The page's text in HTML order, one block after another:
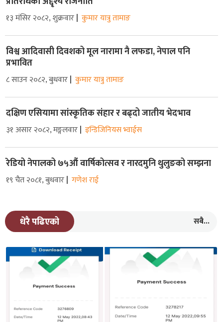
१३ मंसिर २०८२, शुक्रवार कुमार यात्रु तामाङ
विश्व आदिवासी दिवशको मूल नारामा नै लफडा, नेपाल पनि
प्रभावित
८ साउन २०८२, बुधवार कुमार यात्रु तामाङ
दक्षिण एसियामा सांस्कृतिक संहार र बढ्दो जातीय भेदभाव
३१ असार २०८२, मङ्गलवार इन्डिजिनियस भ्वाईस
रेडियो नेपालको ७५औं वार्षिकोत्सव र नारदमुनि थुलुङको सम्झना
१९ चैत २०८१, बुधवार गणेश राई
धेरै पढिएको सबै...